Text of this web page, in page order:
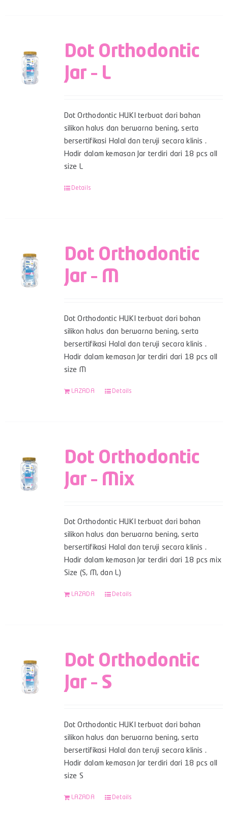
Dot Orthodontic
Jar – L
Dot Orthodontic HUKI terbuat dari bahan
silikon halus dan berwarna bening, serta
bersertifikasi Halal dan teruji secara klinis .
Hadir dalam kemasan Jar terdiri dari 18 pcs all
size L
Details
Dot Orthodontic
Jar – M
Dot Orthodontic HUKI terbuat dari bahan
silikon halus dan berwarna bening, serta
bersertifikasi Halal dan teruji secara klinis .
Hadir dalam kemasan Jar terdiri dari 18 pcs all
size M
LAZADA Details
Dot Orthodontic
Jar – Mix
Dot Orthodontic HUKI terbuat dari bahan
silikon halus dan berwarna bening, serta
bersertifikasi Halal dan teruji secara klinis .
Hadir dalam kemasan Jar terdiri dari 18 pcs mix
Size (S, M, dan L)
LAZADA Details
Dot Orthodontic
Jar – S
Dot Orthodontic HUKI terbuat dari bahan
silikon halus dan berwarna bening, serta
bersertifikasi Halal dan teruji secara klinis .
Hadir dalam kemasan Jar terdiri dari 18 pcs all
size S
LAZADA Details